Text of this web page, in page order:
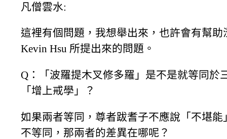
凡僧雲水:
這裡有個問題，我想舉出來，也許會有幫助
Kevin Hsu 所提出來的問題。
Q：「波羅提木叉修多羅」是不是就等同於
「增上戒學」？
如果兩者等同，尊者跋耆子不應說「不堪能
不等同，那兩者的差異在哪呢？